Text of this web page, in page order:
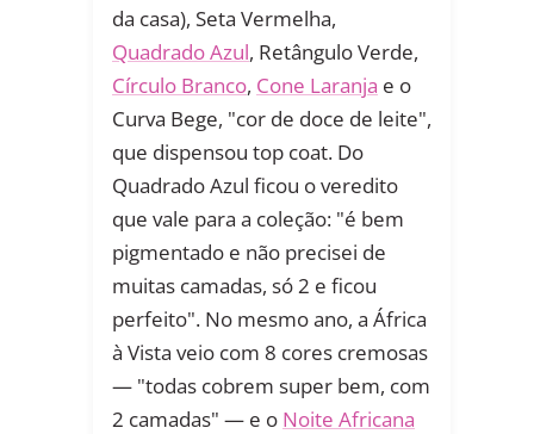
da casa), Seta Vermelha,
Quadrado Azul, Retângulo Verde,
Círculo Branco, Cone Laranja e o
Curva Bege, "cor de doce de leite",
que dispensou top coat. Do
Quadrado Azul ficou o veredito
que vale para a coleção: "é bem
pigmentado e não precisei de
muitas camadas, só 2 e ficou
perfeito". No mesmo ano, a África
à Vista veio com 8 cores cremosas
— "todas cobrem super bem, com
2 camadas" — e o Noite Africana